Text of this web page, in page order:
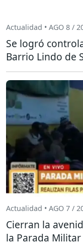
Actualidad • AGO 8 /
Se logró
Barrio Lindo de
Actualidad • AGO 7 /
Cierran la
la Parada Militar